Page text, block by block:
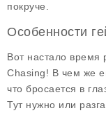
покруче.
Особенности
Вот настало время
Chasing! В чем же
что бросается в
Тут нужно или